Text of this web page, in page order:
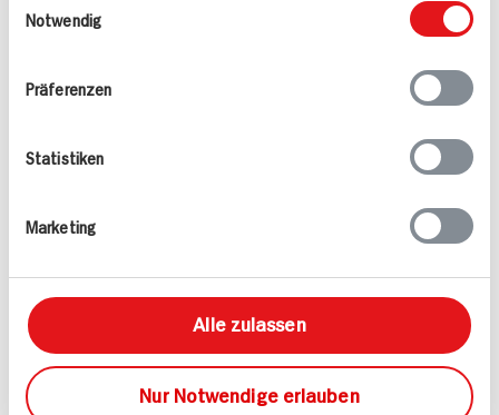
bereitgestellt haben oder die sie im Rahmen
Notwendig
Präferenzen
Statistiken
Marketing
Alle zulassen
Nur Notwendige erlauben
65,6g Packung
14x verfügbar
1.
Heisse Tasse Chinese
Style mit Gemüse 4 x 150
ml
46,8g Packung
9x verfügbar
Heisse Tasse Thai Curry
Style 4 x 150 ml
77,6g Packung
20x verfügbar